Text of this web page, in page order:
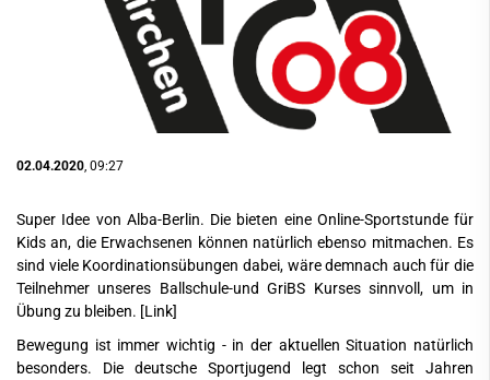
02.04.2020 , 09:27
Super Idee von Alba-Berlin. Die bieten eine Online-Sportstunde für
Kids an, die Erwachsenen können natürlich ebenso mitmachen. Es
sind viele Koordinationsübungen dabei, wäre demnach auch für die
Teilnehmer unseres Ballschule-und GriBS Kurses sinnvoll, um in
Übung zu bleiben. [Link]
Bewegung ist immer wichtig - in der aktuellen Situation natürlich
besonders. Die deutsche Sportjugend legt schon seit Jahren